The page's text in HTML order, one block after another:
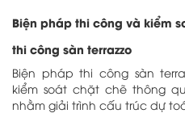
Biện pháp thi công và kiểm
thi công sàn terrazzo
Biện pháp thi công sàn
kiểm soát chặt chẽ thông
nhằm giải trình cấu trúc dự